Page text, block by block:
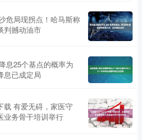
危局现拐点！哈马斯称
判撼动油市
息25个基点的概率为
息已成定局
载 有爱无碍，家医守
业务骨干培训举行